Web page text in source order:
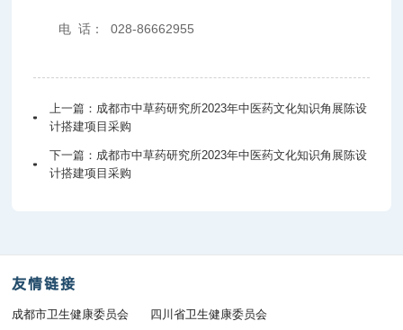
电 话： 028-86662955
上一篇： 成都市中草药研究所2023年中医药文化知识角展陈设
计搭建项目采购
下一篇： 成都市中草药研究所2023年中医药文化知识角展陈设
计搭建项目采购
友情链接
成都市卫生健康委员会 四川省卫生健康委员会